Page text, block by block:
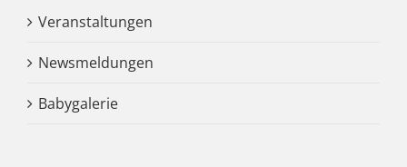
Veranstaltungen
Newsmeldungen
Babygalerie